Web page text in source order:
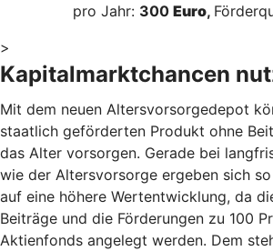
pro Jahr: 300 Euro,
>
Kapitalmarktchancen
Mit dem neuen Altersvorsorgedepot
staatlich geförderten Produkt ohne
das Alter vorsorgen. Gerade bei
wie der Altersvorsorge ergeben sich
auf eine höhere Wertentwicklung, da
Beiträge und die Förderungen zu 100
Aktienfonds angelegt werden. Dem